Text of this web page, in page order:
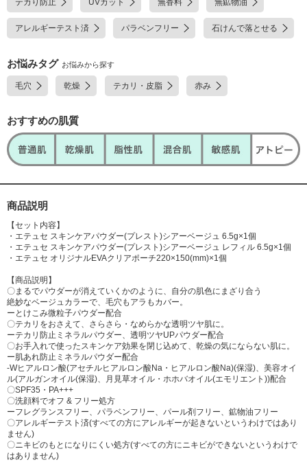
ラヒドロテトラメチルシクロテトラシロキサン,BHT,テトラデセン,クロル
フェネシン,合成金雲母,マイカ,硫酸Ba,酸化鉄 [M144784-202]
アレルギーテスト済 パラベンフリー 石けんで落とせる
お悩みタグ お悩みから探す
毛穴 乾燥 テカリ・皮脂 赤み
おすすめの肌質
商品説明
【セット内容】
・エテュセ スキンケアパウダー(プレスト)シアーベージュ 6.5g×1個
・エテュセ スキンケアパウダー(プレスト)シアーベージュ レフィル 6.5g×1個
・エテュセ オリジナルEVAクリアポーチ220×150(mm)×1個
【商品説明】
〇まるでパウダーが消えていくかのように、自分の肌色にまざり合う
絶妙なベージュカラーで、毛穴もアラもカバー。
ーとけこみ微粒子パウダー配合
〇テカリをおさえて、さらさら・なめらかな透明ツヤ肌に。
ーテカリ防止ミネラルパウダー、透明ツヤUPパウダー配合
〇お手入れで使ったスキンケア効果を閉じ込めて、乾燥の気にならない肌に。
ー肌あれ防止ミネラルパウダー配合
-Wヒアルロン酸(アセチルヒアルロン酸Na・ヒアルロン酸Na)(保湿)、美容オイ
ル(アルガンオイル(保湿)、月見草オイル・ホホバオイル(エモリエント))配合
〇SPF35・PA+++
〇洗顔料でオフ & フリー処方
ーフレグランスフリー、パラベンフリー、パール剤フリー、鉱物油フリー
〇アレルギーテスト済(すべての方にアレルギーが起きないというわけではあり
ません)
〇ニキビのもとになりにくい処方(すべての方にニキビができないというわけで
はありません)